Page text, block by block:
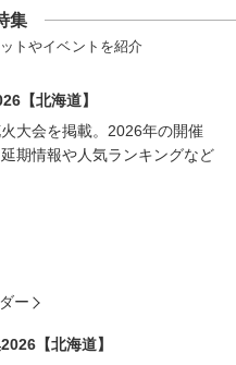
集
トやイベントを紹介
【北海道】
大会を掲載。2026年の開催
期情報や人気ランキングなど
ー
【北海道】